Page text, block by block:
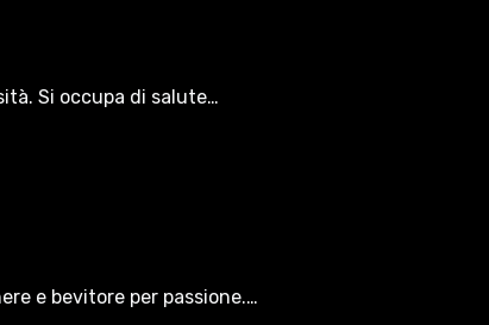
Si occupa di salute…
e bevitore per passione.…